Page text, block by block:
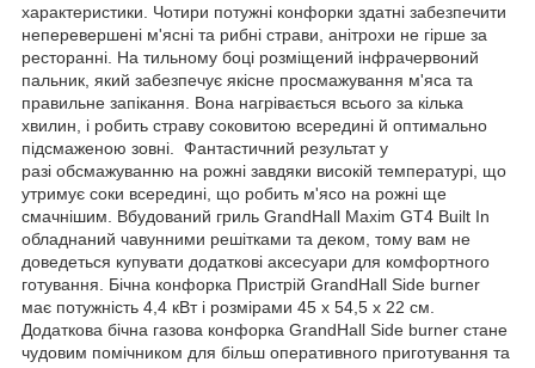
характеристики. Чотири потужні конфорки здатні забезпечити
неперевершені м'ясні та рибні страви, анітрохи не гірше за
ресторанні. На тильному боці розміщений інфрачервоний
пальник, який забезпечує якісне просмажування м'яса та
правильне запікання. Вона нагрівається всього за кілька
хвилин, і робить страву соковитою всередині й оптимально
підсмаженою зовні. Фантастичний результат у
разі обсмажуванню на рожні завдяки високій температурі, що
утримує соки всередині, що робить м'ясо на рожні ще
смачнішим. Вбудований гриль GrandHall Maxim GT4 Built In
обладнаний чавунними решітками та деком, тому вам не
доведеться купувати додаткові аксесуари для комфортного
готування. Бічна конфорка Пристрій GrandHall Side burner
має потужність 4,4 кВт і розмірами 45 х 54,5 х 22 см.
Додаткова бічна газова конфорка GrandHall Side burner стане
чудовим помічником для більш оперативного приготування та